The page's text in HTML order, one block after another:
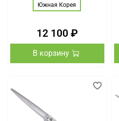
Южная Корея
12 100 ₽
В корзину